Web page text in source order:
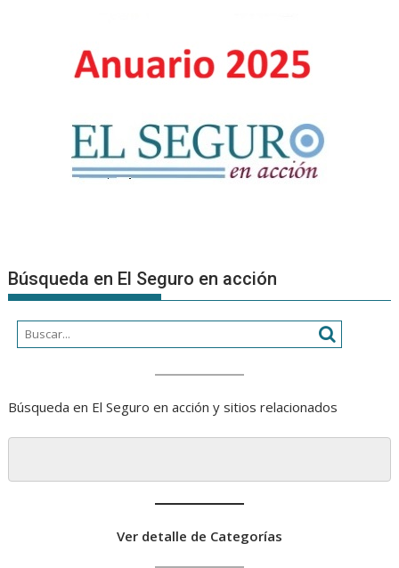
Búsqueda en El Seguro en acción
Búsqueda en El Seguro en acción y sitios relacionados
Ver detalle de Categorías